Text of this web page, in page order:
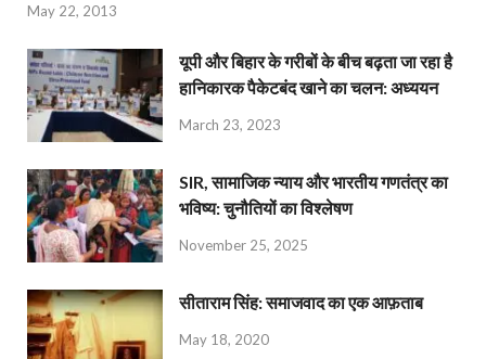
May 22, 2013
यूपी और बिहार के गरीबों के बीच बढ़ता जा रहा है
हानिकारक पैकेटबंद खाने का चलन: अध्ययन
March 23, 2023
SIR, सामाजिक न्याय और भारतीय गणतंत्र का
भविष्य: चुनौतियों का विश्लेषण
November 25, 2025
सीताराम सिंह: समाजवाद का एक आफ़ताब
May 18, 2020